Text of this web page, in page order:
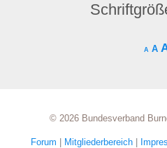
A A
© 2026 Bundesverband
Forum | Mitgliederbereich |